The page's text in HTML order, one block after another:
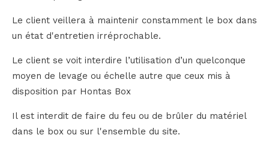
Le client veillera à maintenir constamment le box dans
un état d'entretien irréprochable.
Le client se voit interdire l’utilisation d’un quelconque
moyen de levage ou échelle autre que ceux mis à
disposition par Hontas Box
Il est interdit de faire du feu ou de brûler du matériel
dans le box ou sur l'ensemble du site.